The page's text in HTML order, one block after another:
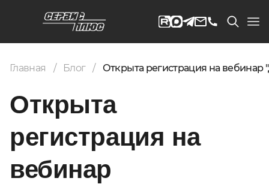
Главная Блог Открыта регистрация на вебинар
Открыта
регистрация на
вебинар